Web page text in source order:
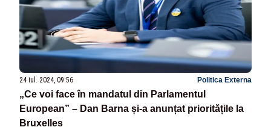
24 iul. 2024, 09:56 Politica Externa
„Ce voi face în mandatul din Parlamentul
European” – Dan Barna și-a anunțat prioritățile la
Bruxelles